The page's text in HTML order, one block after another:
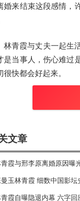
婚来结束这段感情，
林青霞与丈夫一起生
是当事人，伤心难过
很快都会好起来。
文章
霞与邢李原离婚原因曝
玉林青霞 细数中国影
霞自曝隐退内幕 六字回